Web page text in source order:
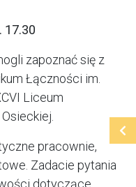
17.30
zapoznać się z
Łączności im.
Liceum
pracownie,
Zadacie pytania
dotyczące